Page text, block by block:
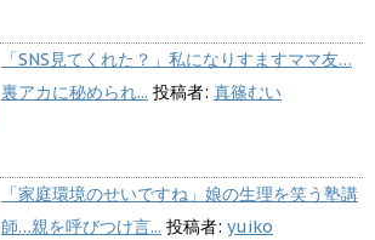
「SNS見てくれた？」私になりすますママ友…
裏アカに秘められ... 投稿者: 真篠むい
「家庭環境のせいですね」娘の生理を笑う塾講
師…親を呼びつけ言... 投稿者: yuiko